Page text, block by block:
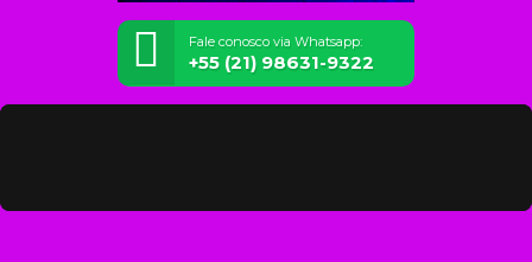
Fale conosco via Whatsapp:
+55 (21) 98631-9322